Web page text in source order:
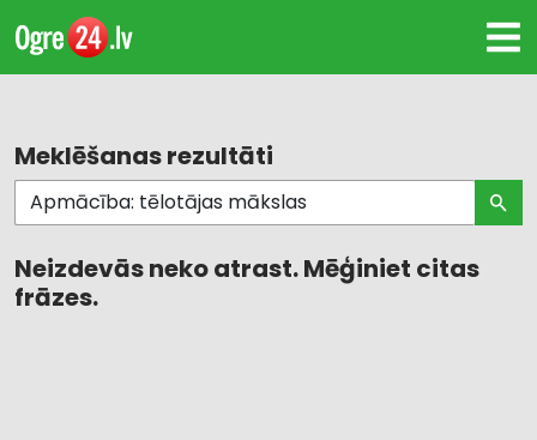
Meklēšanas rezultāti
Neizdevās neko atrast. Mēģiniet citas
frāzes.